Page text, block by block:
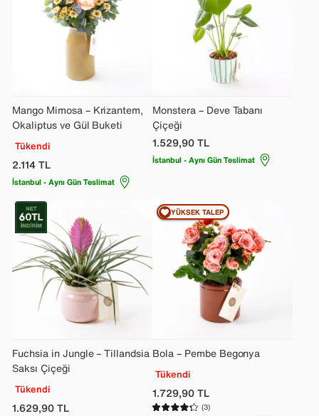
Mango Mimosa – Krizantem,
Okaliptus ve Gül Buketi
Tükendi
2.114TL
İstanbul - Aynı Gün Teslimat
Monstera – Deve Tabanı
Çiçeği
1.529,90TL
İstanbul - Aynı Gün Teslimat
Fuchsia in Jungle – Tillandsia
Saksı Çiçeği
Tükendi
1.629,90TL
Bola – Pembe Begonya
Tükendi
1.729,90TL
(3)
YÜKSEK TALEP